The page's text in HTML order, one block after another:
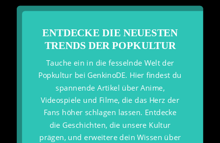
ENTDECKE DIE NEUESTEN
TRENDS DER POPKULTUR
Tauche ein in die fesselnde Welt der
Popkultur bei GenkinoDE. Hier findest du
spannende Artikel über Anime,
Videospiele und Filme, die das Herz der
Fans höher schlagen lassen. Entdecke
die Geschichten, die unsere Kultur
prägen, und erweitere dein Wissen über